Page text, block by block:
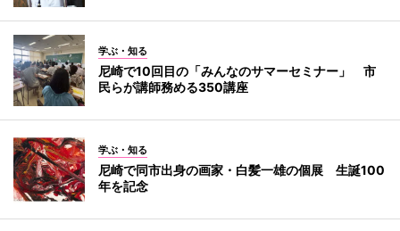
学ぶ・知る
尼崎で10回目の「みんなのサマーセミナー」 市
民らが講師務める350講座
学ぶ・知る
尼崎で同市出身の画家・白髪一雄の個展 生誕100
年を記念